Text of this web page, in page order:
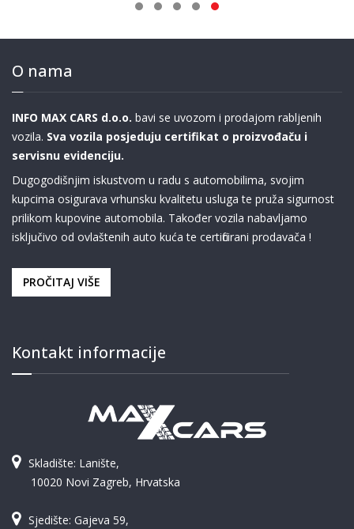
O nama
INFO MAX CARS d.o.o. bavi se uvozom i prodajom rabljenih
vozila. Sva vozila posjeduju certifikat o proizvođaču i
servisnu evidenciju.
Dugogodišnjim iskustvom u radu s automobilima, svojim
kupcima osigurava vrhunsku kvalitetu usluga te pruža sigurnost
prilikom kupovine automobila. Također vozila nabavljamo
isključivo od ovlaštenih auto kuća te certificirani prodavača !
PROČITAJ VIŠE
Kontakt informacije
Skladište: Lanište,
10020 Novi Zagreb, Hrvatska
Sjedište: Gajeva 59,